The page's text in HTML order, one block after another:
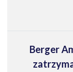
Berger